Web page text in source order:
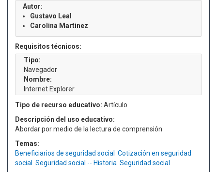
Autor:
Gustavo Leal
Carolina Martinez
Requisitos técnicos:
Tipo:
Navegador
Nombre:
Internet Explorer
Tipo de recurso educativo: Artículo
Descripción del uso educativo:
Abordar por medio de la lectura de comprensión
Temas:
Beneficiarios de seguridad social
Cotización en seguridad
social
Seguridad social -- Historia Seguridad social